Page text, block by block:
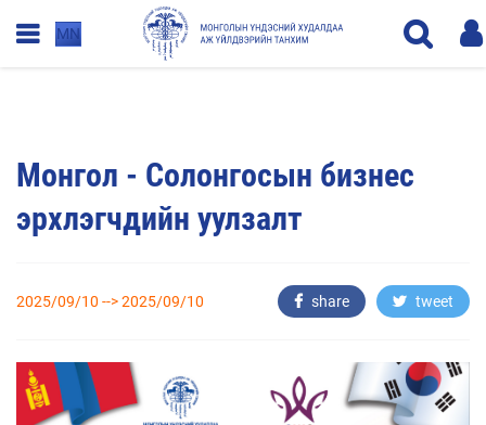
MN
Монгол - Солонгосын бизнес
эрхлэгчдийн уулзалт
2025/09/10 --> 2025/09/10 share tweet